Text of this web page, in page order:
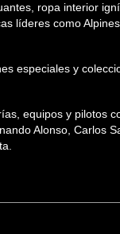
ropa interior
líderes como
especiales y
equipos y pilotos
Alonso, Carlos